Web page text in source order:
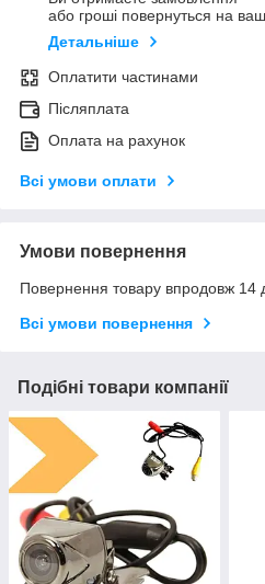
або гроші повернуться на
Детальніше
Оплатити частинами
Післяплата
Оплата на рахунок
Всі умови оплати
Умови повернення
Повернення товару впродовж 14
Всі умови повернення
Подібні товари компанії